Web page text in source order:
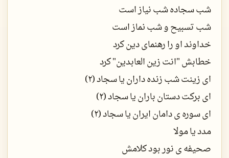
شب سجاده شب نیاز است
شب تسبیح و شب نماز است
خداوند او را رهنمای دین کرد
خطابش "انت زین العابدین" کرد
ای زینت شب زنده داران یا سجاد (2)
ای برکت دستان باران یا سجاد (2)
ای سوره ی دامان ایران یا سجاد (2)
مدد یا مولا
صحیفه ی نور بود کلامش